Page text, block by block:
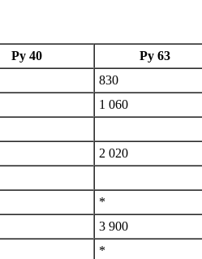
Ру 40 Ру 63
830
1 060
2 020
*
3 900
*